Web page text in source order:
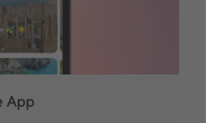
Newsletter an
App